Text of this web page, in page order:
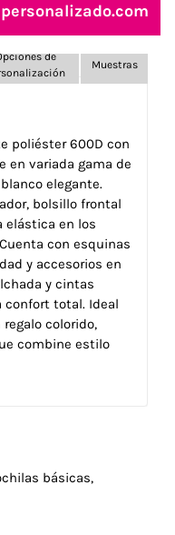
de
Muestras
poliéster 600D con
en variada gama de
elegante.
bolsillo frontal
elástica en los
con esquinas
y accesorios en
y cintas
confort total. Ideal
colorido,
combine estilo
básicas,